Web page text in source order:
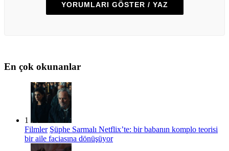
YORUMLARI GÖSTER / YAZ
En çok okunanlar
1
Filmler Şüphe Sarmalı Netflix’te: bir babanın komplo teorisi
bir aile faciasına dönüşüyor